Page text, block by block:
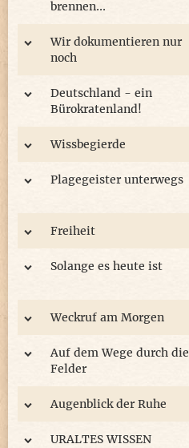
brennen...
Wir dokumentieren nur
noch
Deutschland - ein
Bürokratenland!
Wissbegierde
Plagegeister unterwegs
Freiheit
Solange es heute ist
Weckruf am Morgen
Auf dem Wege durch die
Felder
Augenblick der Ruhe
URALTES WISSEN